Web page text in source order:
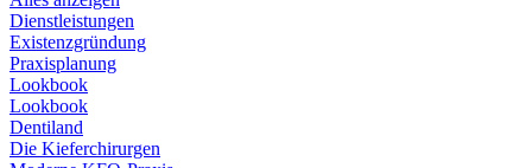
Dienstleistungen
Existenzgründung
Praxisplanung
Lookbook
Lookbook
Dentiland
Die Kieferchirurgen